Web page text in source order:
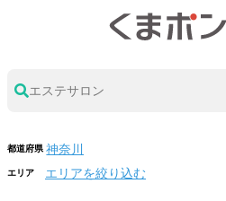
エステサロン
都道府県
エリア エリアを絞り込む